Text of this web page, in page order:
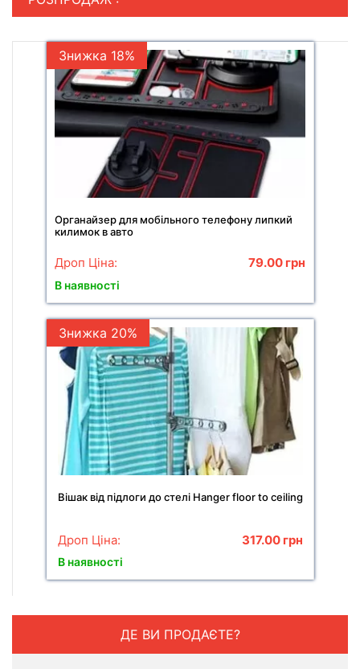
Знижка 18%
Органайзер для мобільного телефону липкий
килимок в авто
Дроп Ціна: 79.00 грн
В наявності
Знижка 20%
Вішак від підлоги до стелі Hanger floor to ceiling
Дроп Ціна: 317.00 грн
В наявності
ДЕ ВИ ПРОДАЄТЕ?